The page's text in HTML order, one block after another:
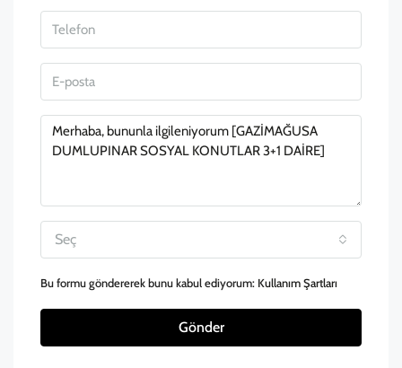
Seç
Bu formu göndererek bunu kabul ediyorum: Kullanım Şartları
Gönder